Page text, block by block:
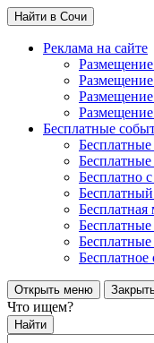
Найти в Сочи
Реклама на сайте
Бесплатные
Бесплатно
Бесплатное
Открыть меню
Что ищем?
Найти